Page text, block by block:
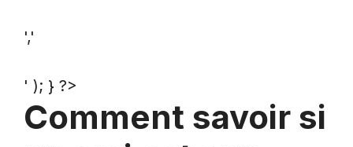
','
' ); } ?>
Comment savoir si